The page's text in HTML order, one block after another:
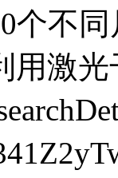
个不
用激